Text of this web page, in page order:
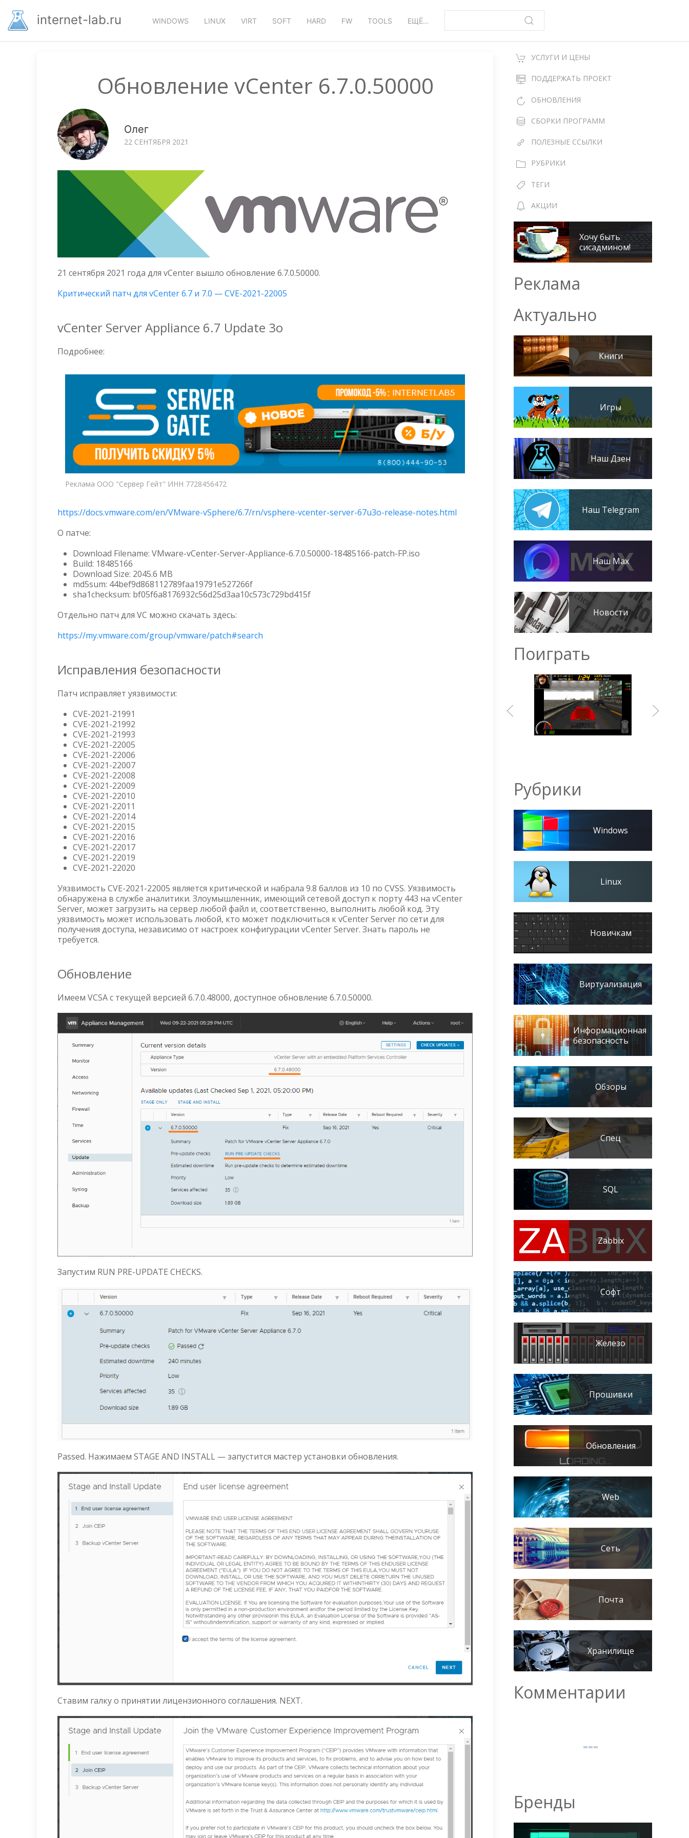
основномуinternet-lab.ru WINDOWS LINUX VIRT SOFT HARD FW TOOLS ЕЩЁ…
Обновление vCenter 6.7.0.50000
Олег
22 СЕНТЯБРЯ 2021
21 сентября 2021 года для vCenter вышло обновление 6.7.0.50000.
Критический патч для vCenter 6.7 и 7.0 — CVE-2021-22005
vCenter Server Appliance 6.7 Update 3o
Подробнее:
Реклама ООО "Сервер Гейт" ИНН 7728456472
https://docs.vmware.com/en/VMware-vSphere/6.7/rn/vsphere-vcenter-server-67u3o-release-notes.html
О патче:
Download Filename: VMware-vCenter-Server-Appliance-6.7.0.50000-18485166-patch-FP.iso
Build: 18485166
Download Size: 2045.6 MB
md5sum: 44bef9d868112789faa19791e527266f
sha1checksum: bf05f6a8176932c56d25d3aa10c573c729bd415f
Отдельно патч для VC можно скачать здесь:
https://my.vmware.com/group/vmware/patch#search
Исправления безопасности
Патч исправляет уязвимости:
CVE-2021-21991
CVE-2021-21992
CVE-2021-21993
CVE-2021-22005
CVE-2021-22006
CVE-2021-22007
CVE-2021-22008
CVE-2021-22009
CVE-2021-22010
CVE-2021-22011
CVE-2021-22014
CVE-2021-22015
CVE-2021-22016
CVE-2021-22017
CVE-2021-22019
CVE-2021-22020
Уязвимость CVE-2021-22005 является критической и набрала 9.8 баллов из 10 по CVSS. Уязвимость
обнаружена в службе аналитики. Злоумышленник, имеющий сетевой доступ к порту 443 на vCenter
Server, может загрузить на сервер любой файл и, соответственно, выполнить любой код. Эту
уязвимость может использовать любой, кто может подключиться к vCenter Server по сети для
получения доступа, независимо от настроек конфигурации vCenter Server. Знать пароль не
требуется.
Обновление
Имеем VCSA с текущей версией 6.7.0.48000, доступное обновление 6.7.0.50000.
Запустим RUN PRE-UPDATE CHECKS.
Passed. Нажимаем STAGE AND INSTALL — запустится мастер установки обновления.
Ставим галку о принятии лицензионного соглашения. NEXT.
УСЛУГИ И ЦЕНЫ
ПОДДЕРЖАТЬ ПРОЕКТ
ОБНОВЛЕНИЯ
СБОРКИ ПРОГРАММ
ПОЛЕЗНЫЕ ССЫЛКИ
РУБРИКИ
ТЕГИ
АКЦИИ
Хочу быть
сисадмином!
Реклама
Актуально
Книги
Игры
Наш Дзен
Наш Telegram
Наш Max
Новости
Поиграть
Рубрики
Windows
Linux
Новичкам
Виртуализация
Информационная
безопасность
Обзоры
Спец
SQL
Zabbix
Софт
Железо
Прошивки
Обновления
Web
Сеть
Почта
Хранилище
Комментарии
Бренды